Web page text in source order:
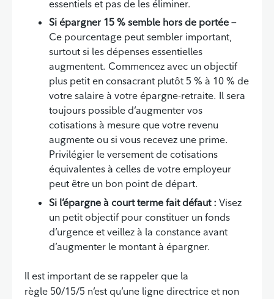
essentiels et pas de les éliminer.
Si épargner 15 % semble hors de portée –
Ce pourcentage peut sembler important,
surtout si les dépenses essentielles
augmentent. Commencez avec un objectif
plus petit en consacrant plutôt 5 % à 10 % de
votre salaire à votre épargne-retraite. Il sera
toujours possible d’augmenter vos
cotisations à mesure que votre revenu
augmente ou si vous recevez une prime.
Privilégier le versement de cotisations
équivalentes à celles de votre employeur
peut être un bon point de départ.
Si l’épargne à court terme fait défaut : Visez
un petit objectif pour constituer un fonds
d’urgence et veillez à la constance avant
d’augmenter le montant à épargner.
Il est important de se rappeler que la
règle 50/15/5 n’est qu’une ligne directrice et non